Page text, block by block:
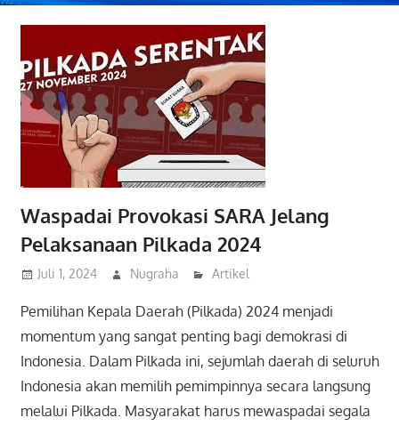
Waspadai Provokasi SARA Jelang
Pelaksanaan Pilkada 2024
Juli 1, 2024 Nugraha Artikel
Pemilihan Kepala Daerah (Pilkada) 2024 menjadi
momentum yang sangat penting bagi demokrasi di
Indonesia. Dalam Pilkada ini, sejumlah daerah di seluruh
Indonesia akan memilih pemimpinnya secara langsung
melalui Pilkada. Masyarakat harus mewaspadai segala